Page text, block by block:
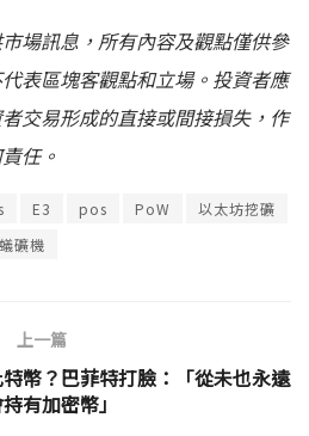
場訊息，所有內容及觀點僅供參
表區塊客觀點和立場。投資者應
交易形成的直接或間接損失，作
任。
E3 pos PoW
以太坊挖礦
礦機
上一篇
幣？巴菲特打臉：「從未也永遠
有加密幣」